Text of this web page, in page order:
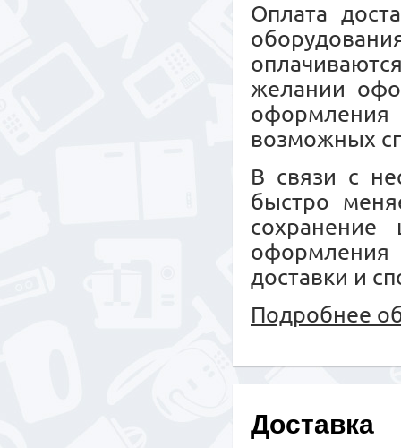
Оплата
желании
возможных
В связи с
быстро
доставки и
Подробнее
Доставка